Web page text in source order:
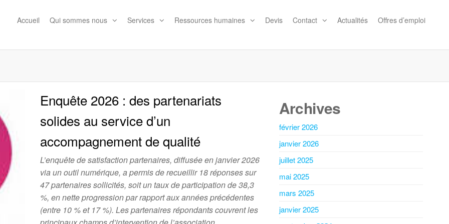
Accueil Qui sommes nous Services Ressources humaines Devis Contact Actualités Offres d’emploi
Enquête 2026 : des partenariats
solides au service d’un
accompagnement de qualité
L’enquête de satisfaction partenaires, diffusée en janvier 2026
via un outil numérique, a permis de recueillir 18 réponses sur
47 partenaires sollicités, soit un taux de participation de 38,3
%, en nette progression par rapport aux années précédentes
(entre 10 % et 17 %). Les partenaires répondants couvrent les
Archives
février 2026
janvier 2026
juillet 2025
mai 2025
mars 2025
janvier 2025